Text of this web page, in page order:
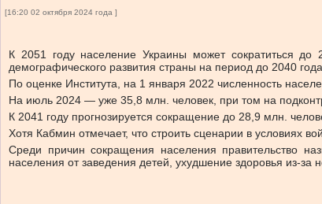
[16:20 02 октября 2024 года ]
К 2051 году население Украины может сократиться
демографического развития страны на период до 2040
По оценке Института, на 1 января 2022 численность
На июль 2024 — уже 35,8 млн. человек, при том на
К 2041 году прогнозируется сокращение до 28,9 млн.
Хотя Кабмин отмечает, что строить сценарии в условиях
Среди причин сокращения населения правительство
населения от заведения детей, ухудшение здоровья из-за